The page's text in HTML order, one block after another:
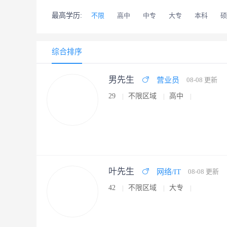
最高学历: 不限 高中 中专 大专 本科
综合排序
男先生 营业员 08-08 更新
29 不限区域 高中
叶先生 网络/IT 08-08 更新
42 不限区域 大专